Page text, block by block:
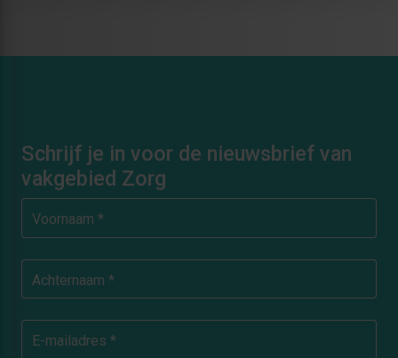
Schrijf je in voor de nieuwsbrief van
vakgebied Zorg
Voornaam *
Achternaam *
E-mailadres *